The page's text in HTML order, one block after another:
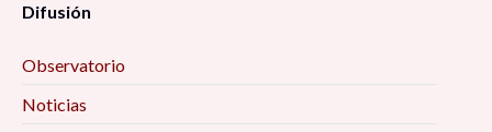
Difusión
Observatorio
Noticias